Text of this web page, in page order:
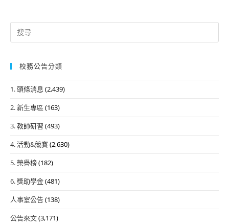
Search
for:
校務公告分類
1. 頭條消息 (2,439)
2. 新生專區 (163)
3. 教師研習 (493)
4. 活動&競賽(2,630)
5. 榮譽榜(182)
6. 獎助學金(481)
人事室公告(138)
公告來文(3,171)